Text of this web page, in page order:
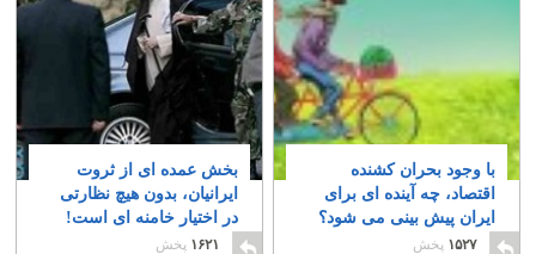
با وجود بحران کشنده
اقتصاد، چه آینده ای برای
ایران پیش بینی می شود؟
۱۷
۱۵۲۷ پخش
بخش عمده ای از ثروت
ایرانیان، بدون هیچ نظارتی
در اختیار خامنه ای است!
۹
۱۶۲۱ پخش